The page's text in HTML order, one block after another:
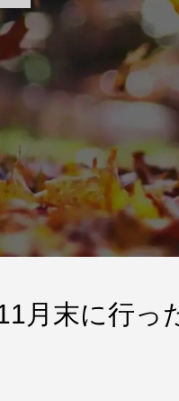
月末に行っ